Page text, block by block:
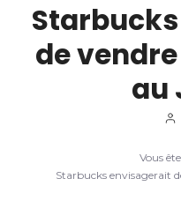
de
au
Vous
Starbucks envisagerait